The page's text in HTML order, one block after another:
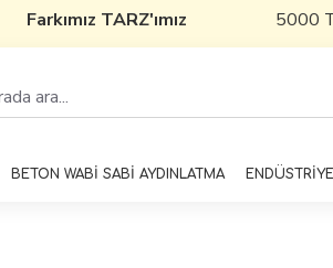
Farkımız TARZ'ımız5000 TL Üzeri
BETON WABİ SABİ AYDINLATMA